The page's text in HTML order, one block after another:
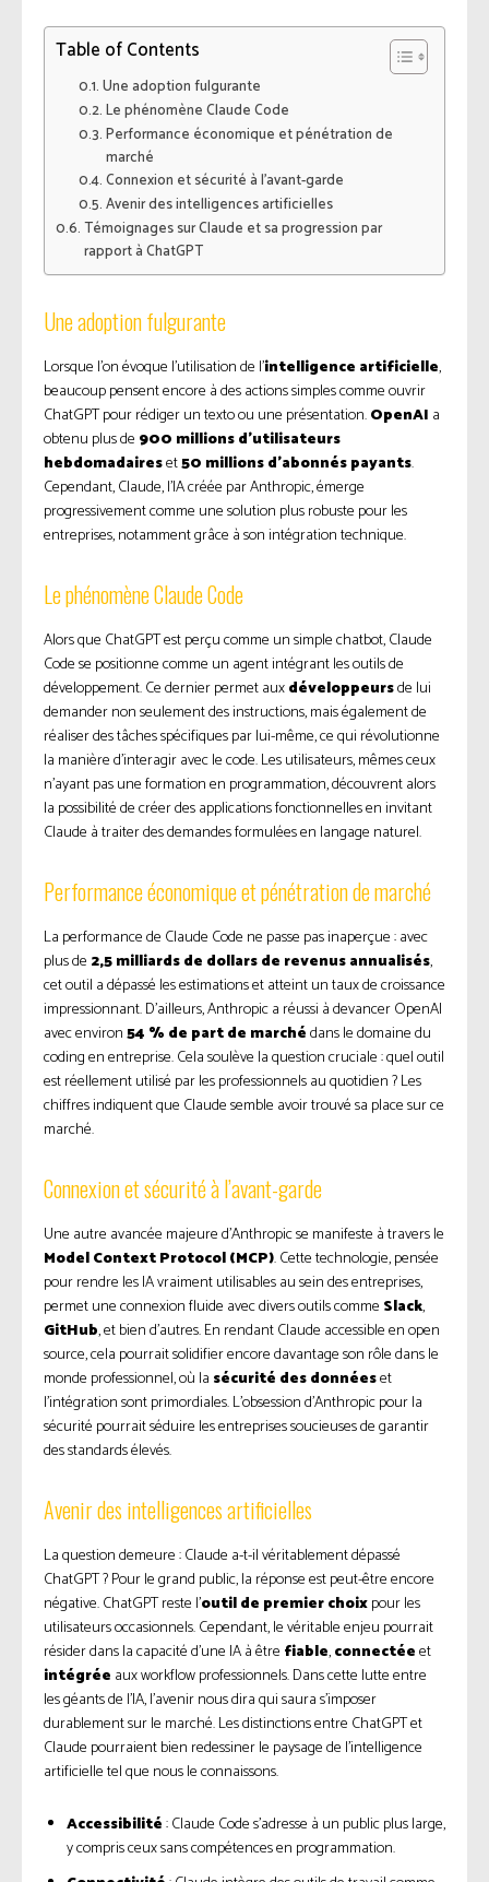
Table of Contents
Une adoption fulgurante
Le phénomène Claude Code
Performance économique et pénétration de
marché
Connexion et sécurité à l’avant-garde
Avenir des intelligences artificielles
Témoignages sur Claude et sa progression par
rapport à ChatGPT
Une adoption fulgurante
Lorsque l’on évoque l’utilisation de l’intelligence artificielle,
beaucoup pensent encore à des actions simples comme ouvrir
ChatGPT pour rédiger un texto ou une présentation.OpenAI a
obtenu plus de 900 millions d’utilisateurs
hebdomadaireset50 millions d’abonnés payants.
Cependant, Claude, l’IA créée par Anthropic, émerge
progressivement comme une solution plus robuste pour les
entreprises, notamment grâce à son intégration technique.
Le phénomène Claude Code
Alors que ChatGPT est perçu comme un simple chatbot, Claude
Code se positionne comme un agent intégrant les outils de
développement. Ce dernier permet auxdéveloppeursde lui
demander non seulement des instructions, mais également de
réaliser des tâches spécifiques par lui-même, ce qui révolutionne
la manière d’interagir avec le code. Les utilisateurs, mêmes ceux
n’ayant pas une formation en programmation, découvrent alors
la possibilité de créer des applications fonctionnelles en invitant
Claude à traiter des demandes formulées en langage naturel.
Performance économique et pénétration de marché
La performance de Claude Code ne passe pas inaperçue : avec
plus de 2,5 milliards de dollars de revenus annualisés,
cet outil a dépassé les estimations et atteint un taux de croissance
impressionnant. D’ailleurs, Anthropic a réussi à devancer OpenAI
avec environ54 % de part de marchédans le domaine du
coding en entreprise. Cela soulève la question cruciale : quel outil
est réellement utilisé par les professionnels au quotidien ? Les
chiffres indiquent que Claude semble avoir trouvé sa place sur ce
marché.
Connexion et sécurité à l’avant-garde
Une autre avancée majeure d’Anthropic se manifeste à travers le
Model Context Protocol (MCP). Cette technologie, pensée
pour rendre les IA vraiment utilisables au sein des entreprises,
permet une connexion fluide avec divers outils comme Slack,
GitHub, et bien d’autres. En rendant Claude accessible en open
source, cela pourrait solidifier encore davantage son rôle dans le
monde professionnel, où la sécurité des donnéeset
l’intégration sont primordiales. L’obsession d’Anthropic pour la
sécurité pourrait séduire les entreprises soucieuses de garantir
des standards élevés.
Avenir des intelligences artificielles
La question demeure : Claude a-t-il véritablement dépassé
ChatGPT ? Pour le grand public, la réponse est peut-être encore
négative. ChatGPT reste l’outil de premier choixpour les
utilisateurs occasionnels. Cependant, le véritable enjeu pourrait
résider dans la capacité d’une IA à être fiable,connectéeet
intégrée aux workflow professionnels. Dans cette lutte entre
les géants de l’IA, l’avenir nous dira qui saura s’imposer
durablement sur le marché. Les distinctions entre ChatGPT et
Claude pourraient bien redessiner le paysage de l’intelligence
artificielle tel que nous le connaissons.
Accessibilité: Claude Code s’adresse à un public plus large,
y compris ceux sans compétences en programmation.